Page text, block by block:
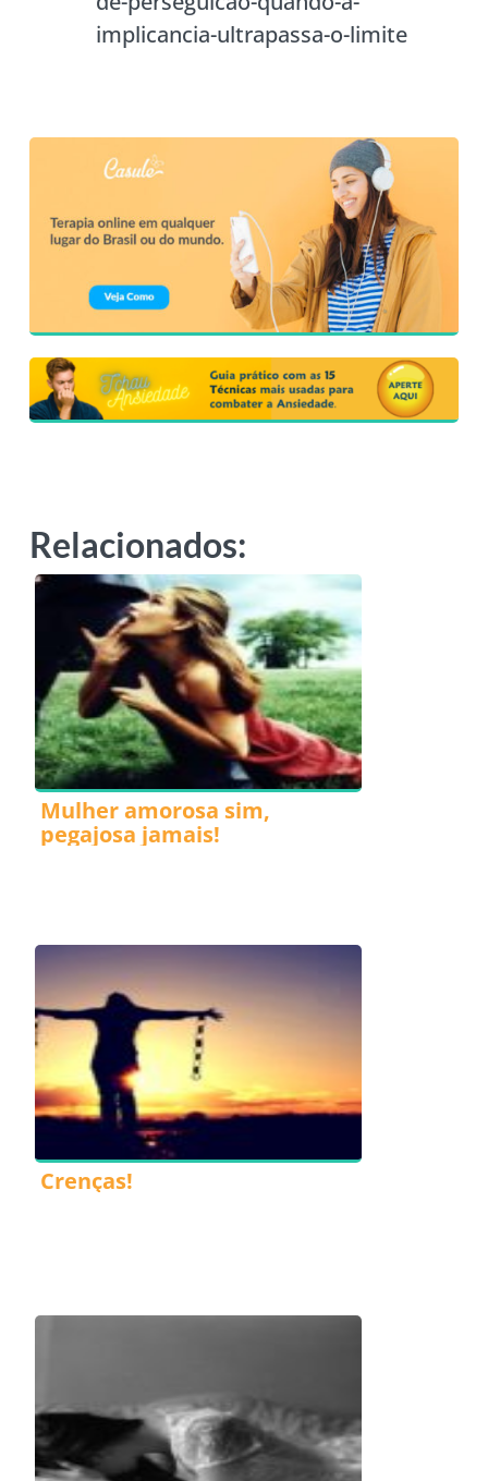
implicancia-ultrapassa-o-limite
Relacionados:
Mulher amorosa sim,
pegajosa jamais!
Crenças!